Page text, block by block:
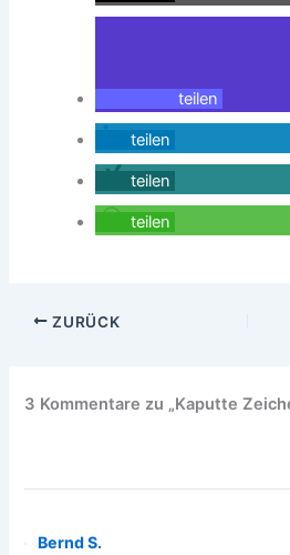
teilen
teilen
teilen
teilen
ZURÜCK
3 Kommentare zu „Kaputte
Bernd S.